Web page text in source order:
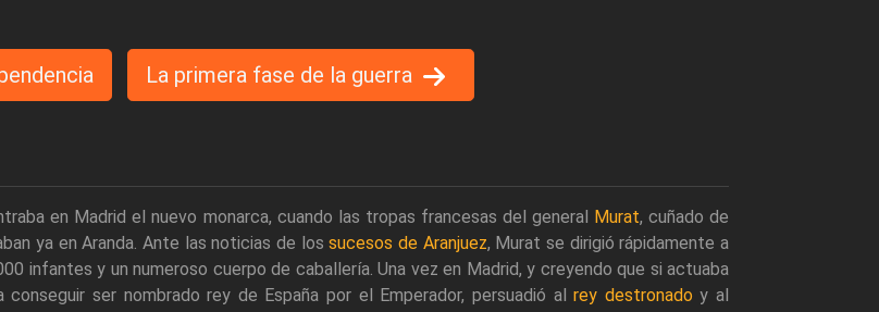
La primera fase de la guerra
en Madrid el nuevo monarca, cuando las tropas francesas del general Murat, cuñado de
ya en Aranda. Ante las noticias de lossucesos de Aranjuez, Murat se dirigió rápidamente a
infantes y un numeroso cuerpo de caballería. Una vez en Madrid, y creyendo que si actuaba
conseguir ser nombrado rey de España por el Emperador, persuadió alrey destronado y al